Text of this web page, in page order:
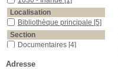
Localisation
Bibliothèque principale [5]
Section
Documentaires [4]
Adresse